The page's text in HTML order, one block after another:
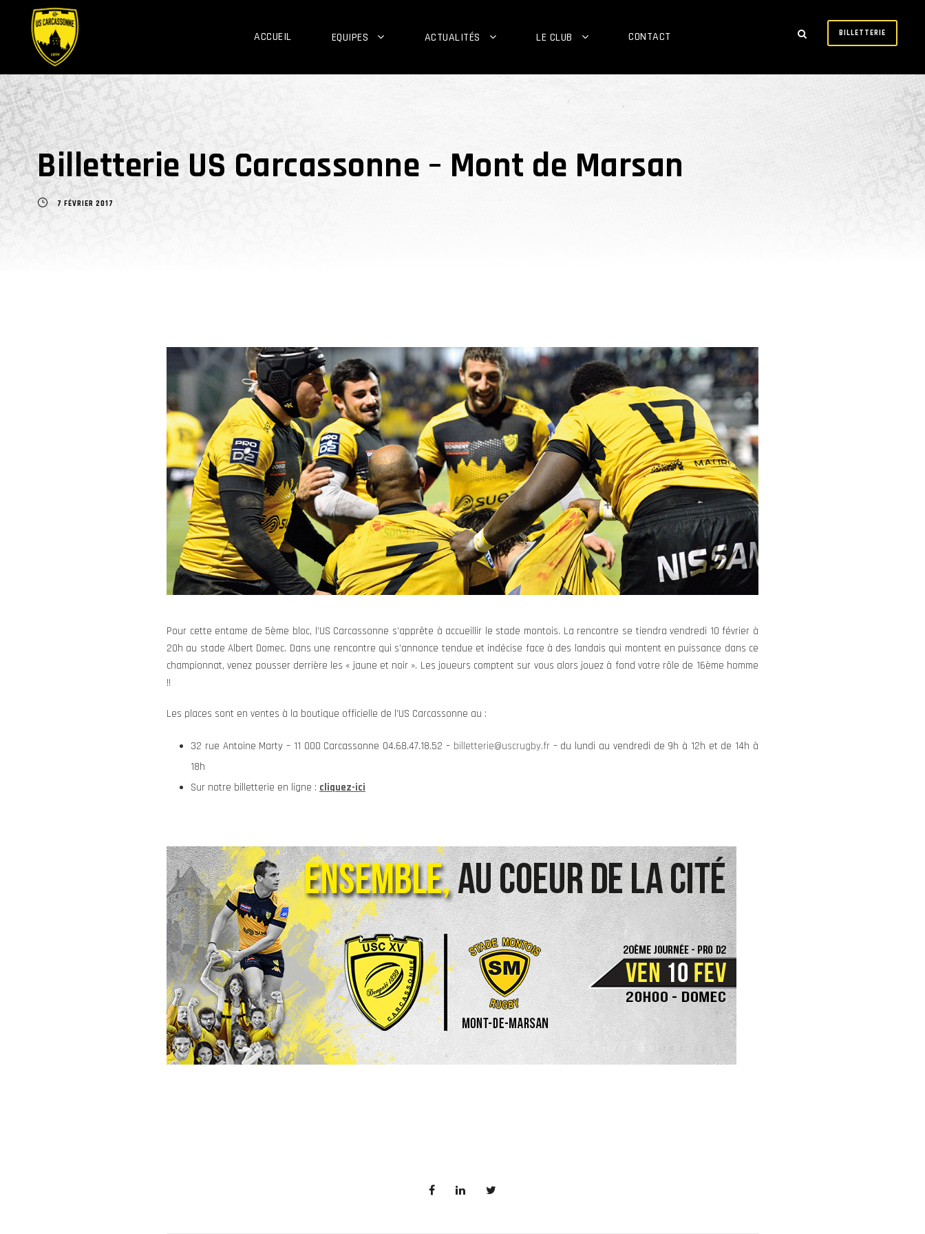
ACCUEIL EQUIPES ACTUALITÉS LE CLUB CONTACT BILLETTERIE
Billetterie US Carcassonne – Mont de Marsan
7 FÉVRIER 2017
Pour cette entame de 5ème bloc, l’US Carcassonne s’apprête à accueillir le stade montois. La rencontre se tiendra vendredi 10 février à
20h au stade Albert Domec. Dans une rencontre qui s’annonce tendue et indécise face à des landais qui montent en puissance dans ce
championnat, venez pousser derrière les « jaune et noir ». Les joueurs comptent sur vous alors jouez à fond votre rôle de 16ème homme
!!
Les places sont en ventes à la boutique officielle de l’US Carcassonne au :
32 rue Antoine Marty – 11 000 Carcassonne 04.68.47.18.52 – billetterie@uscrugby.fr– du lundi au vendredi de 9h à 12h et de 14h à
18h
Sur notre billetterie en ligne : cliquez-ici